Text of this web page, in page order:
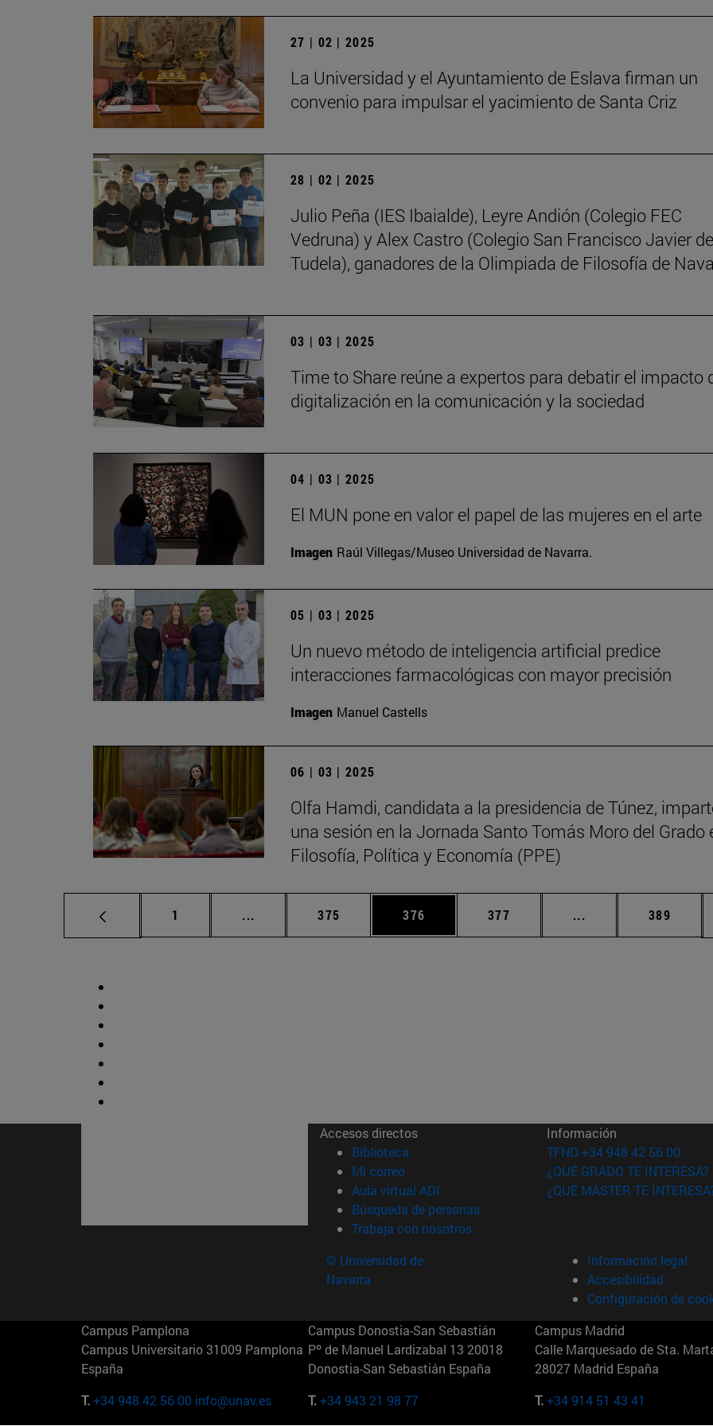
27 | 02 | 2025
La Universidad y el Ayuntamiento de Eslava firman un
convenio para impulsar el yacimiento de Santa Criz
28 | 02 | 2025
Julio Peña (IES Ibaialde), Leyre Andión (Colegio FEC
Vedruna) y Alex Castro (Colegio San Francisco Javier de
Tudela), ganadores de la Olimpiada de Filosofía de
03 | 03 | 2025
Time to Share reúne a expertos para debatir el impacto
digitalización en la comunicación y la sociedad
04 | 03 | 2025
El MUN pone en valor el papel de las mujeres en el arte
Imagen Raúl Villegas/Museo Universidad de Navarra.
05 | 03 | 2025
Un nuevo método de inteligencia artificial predice
interacciones farmacológicas con mayor precisión
Imagen Manuel Castells
06 | 03 | 2025
Olfa Hamdi, candidata a la presidencia de Túnez,
una sesión en la Jornada Santo Tomás Moro del Grado
Filosofía, Política y Economía (PPE)
Página
1 ... Páginas intermedias Use TAB para desplazarse.
Página
375 Página
376 Página
377 ... Páginas intermedias
Página
389
Accesos directos
Biblioteca (abre en nueva ventana)
Mi correo(abre en nueva ventana)
Aula virtual ADI (abre en nueva ventana)
Búsqueda de personas(abre en nueva ventana)
Trabaja con nosotros(abre en nueva ventana)
Información
TFNO +34 948 42 56 00
¿QUÉ GRADO TE INTERESA?
¿QUÉ MÁSTER TE
© Universidad de
Navarra
Información legal
Accesibilidad
Configuración de
Campus Pamplona
Campus Universitario 31009 Pamplona
España
T.+34 948 42 56 00 info@unav.es
Campus Donostia-San Sebastián
Pº de Manuel Lardizabal 13 20018
Donostia-San Sebastián España
T.+34 943 21 98 77
Campus Madrid
Calle Marquesado de Sta.
28027 Madrid España
T.+34 914 51 43 41